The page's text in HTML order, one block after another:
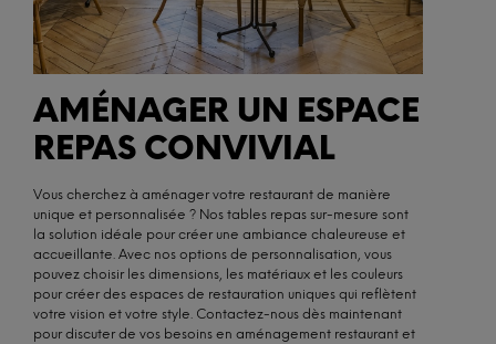
AMÉNAGER UN ESPACE
REPAS CONVIVIAL
Vous cherchez à aménager votre restaurant de manière
unique et personnalisée ? Nos tables repas sur-mesure sont
la solution idéale pour créer une ambiance chaleureuse et
accueillante. Avec nos options de personnalisation, vous
pouvez choisir les dimensions, les matériaux et les couleurs
pour créer des espaces de restauration uniques qui reflètent
votre vision et votre style. Contactez-nous dès maintenant
pour discuter de vos besoins en aménagement restaurant et